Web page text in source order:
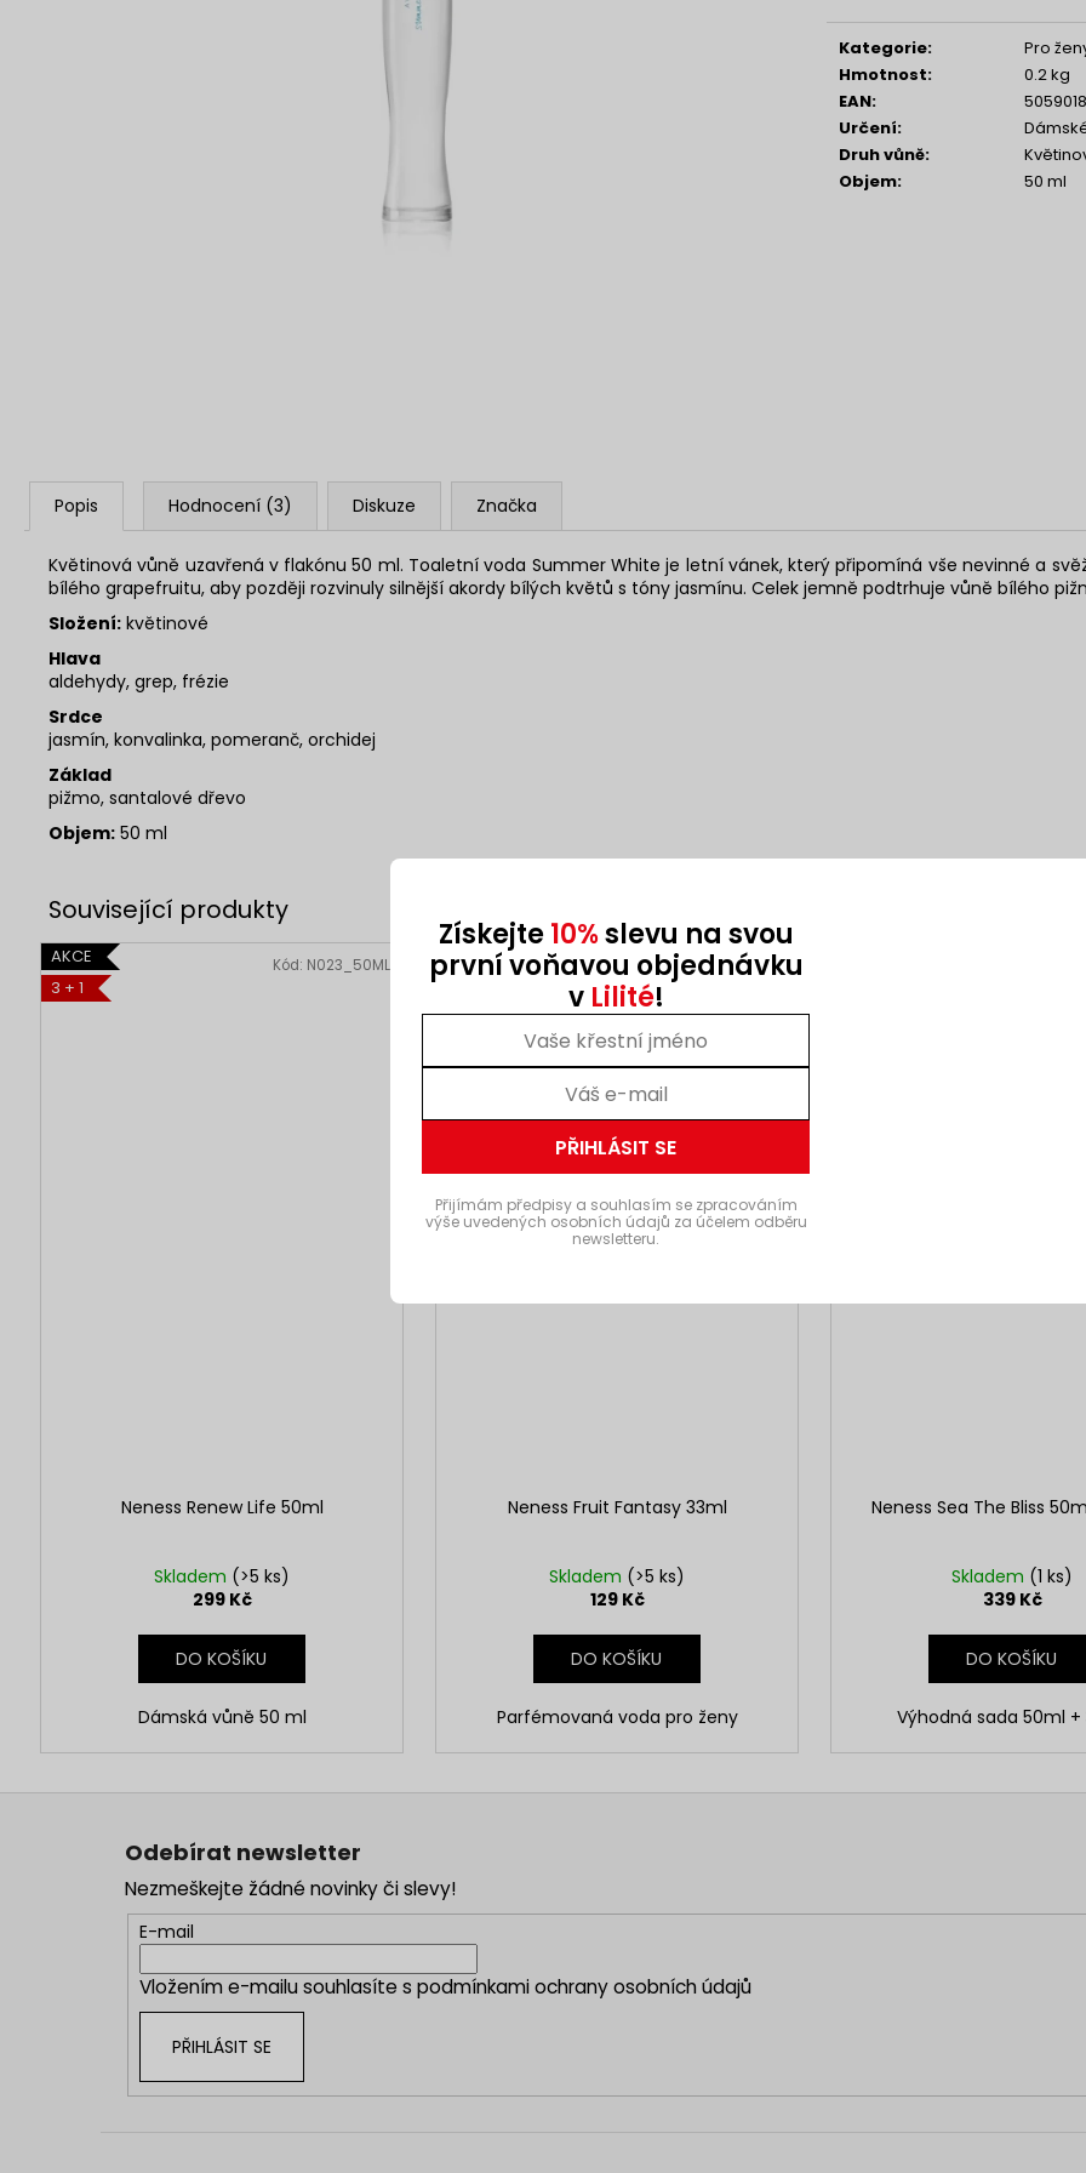
cena:
Kategorie:
Pro
Hmotnost:
0.2 kg
EAN:
Určení:
Druh vůně:
Objem: 50 ml
Popis Hodnocení (3) Diskuze Značka
Květinová vůně uzavřená v flakónu 50 ml. Toaletní voda Summer White je letní vánek, který připomíná vše nevinné a
bílého grapefruitu, aby později rozvinuly silnější akordy bílých květů s tóny jasmínu. Celek jemně podtrhuje vůně bílého
Složení: květinové
Hlava
aldehydy, grep, frézie
Srdce
jasmín, konvalinka, pomeranč, orchidej
Základ
pižmo, santalové dřevo
Objem: 50 ml
AKCE
3 + 1
Neness Renew Life 50ml
Skladem (>5 ks)
299 Kč
DO KOŠÍKU
Dámská vůně 50 ml
Kód: N023_50ML
AKCE
Neness Fruit Fantasy 33ml
Skladem (>5 ks)
129 Kč
DO KOŠÍKU
Parfémovaná voda pro ženy
Kód:N457
Neness Sea The Bliss
Skladem (1 ks)
339 Kč
DO KOŠÍKU
Výhodná sada 50ml +
SOL DE VERANO DRAGON BLOOM BODY
Odebírat newsletter
Nezmeškejte žádné novinky či slevy!
E-mail
Vložením e-mailu souhlasíte s podmínkami ochrany osobních údajů
PŘIHLÁSIT SE
Získejte10%slevu na svou
první voňavou objednávku
v Lilité!
PŘIHLÁSIT SE
Přijímám předpisy a souhlasím se zpracováním
výše uvedených osobních údajů za účelem odběru
newsletteru.